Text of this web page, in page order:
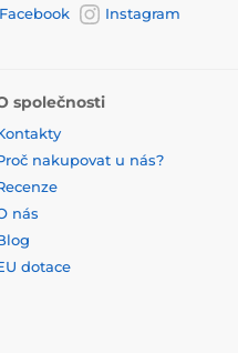
Facebook
Instagram
společnosti
nakupovat u nás?
nás
dotace